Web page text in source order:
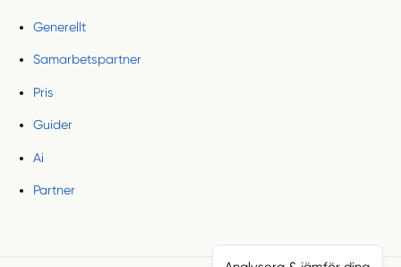
Generellt
Samarbetspartner
Pris
Guider
Ai
Partner